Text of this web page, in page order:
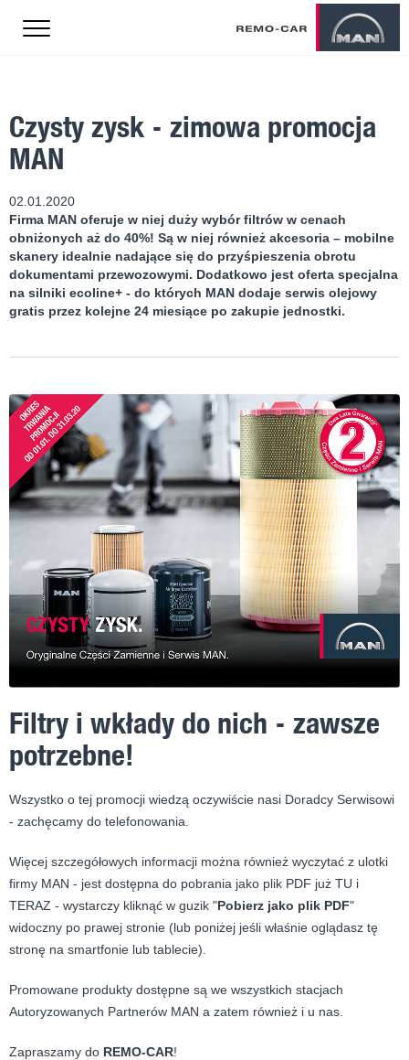
Czysty zysk - zimowa promocja
MAN
02.01.2020
Firma MAN oferuje w niej duży wybór filtrów w cenach
obniżonych aż do 40%! Są w niej również akcesoria – mobilne
skanery idealnie nadające się do przyśpieszenia obrotu
dokumentami przewozowymi. Dodatkowo jest oferta specjalna
na silniki ecoline+ - do których MAN dodaje serwis olejowy
gratis przez kolejne 24 miesiące po zakupie jednostki.
Filtry i wkłady do nich - zawsze
potrzebne!
Wszystko o tej promocji wiedzą oczywiście nasi Doradcy Serwisowi
- zachęcamy do telefonowania.
Więcej szczegółowych informacji można również wyczytać z ulotki
firmy MAN - jest dostępna do pobrania jako plik PDF już TU i
TERAZ - wystarczy kliknąć w guzik "Pobierz jako plik PDF"
widoczny po prawej stronie (lub poniżej jeśli właśnie oglądasz tę
stronę na smartfonie lub tablecie).
Promowane produkty dostępne są we wszystkich stacjach
Autoryzowanych Partnerów MAN a zatem również i u nas.
Zapraszamy do REMO-CAR!